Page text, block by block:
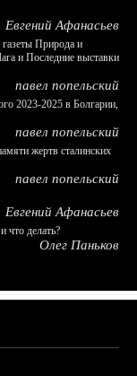
Евгений Афанасьев
Природа и
и Последние выставки
павел попельский
2023-2025 в Болгарии,
павел попельский
жертв сталинских
павел попельский
Евгений Афанасьев
что делать?
Олег Паньков